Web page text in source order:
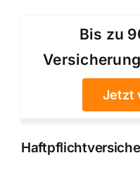
Bis zu
Jetzt